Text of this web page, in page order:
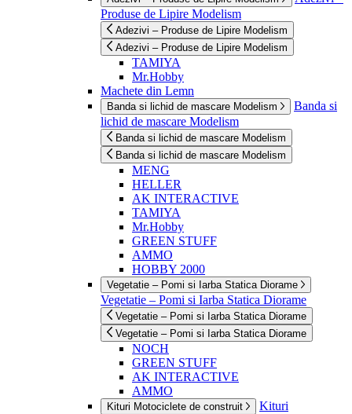
Produse de Lipire Modelism
Adezivi – Produse de Lipire Modelism
Adezivi – Produse de Lipire Modelism
TAMIYA
Mr.Hobby
Machete din Lemn
Banda si lichid de mascare Modelism
Banda si
lichid de mascare Modelism
Banda si lichid de mascare Modelism
Banda si lichid de mascare Modelism
MENG
HELLER
AK INTERACTIVE
TAMIYA
Mr.Hobby
GREEN STUFF
AMMO
HOBBY 2000
Vegetatie – Pomi si Iarba Statica Diorame
Vegetatie – Pomi si Iarba Statica Diorame
Vegetatie – Pomi si Iarba Statica Diorame
Vegetatie – Pomi si Iarba Statica Diorame
NOCH
GREEN STUFF
AK INTERACTIVE
AMMO
Kituri Motociclete de construit
Kituri